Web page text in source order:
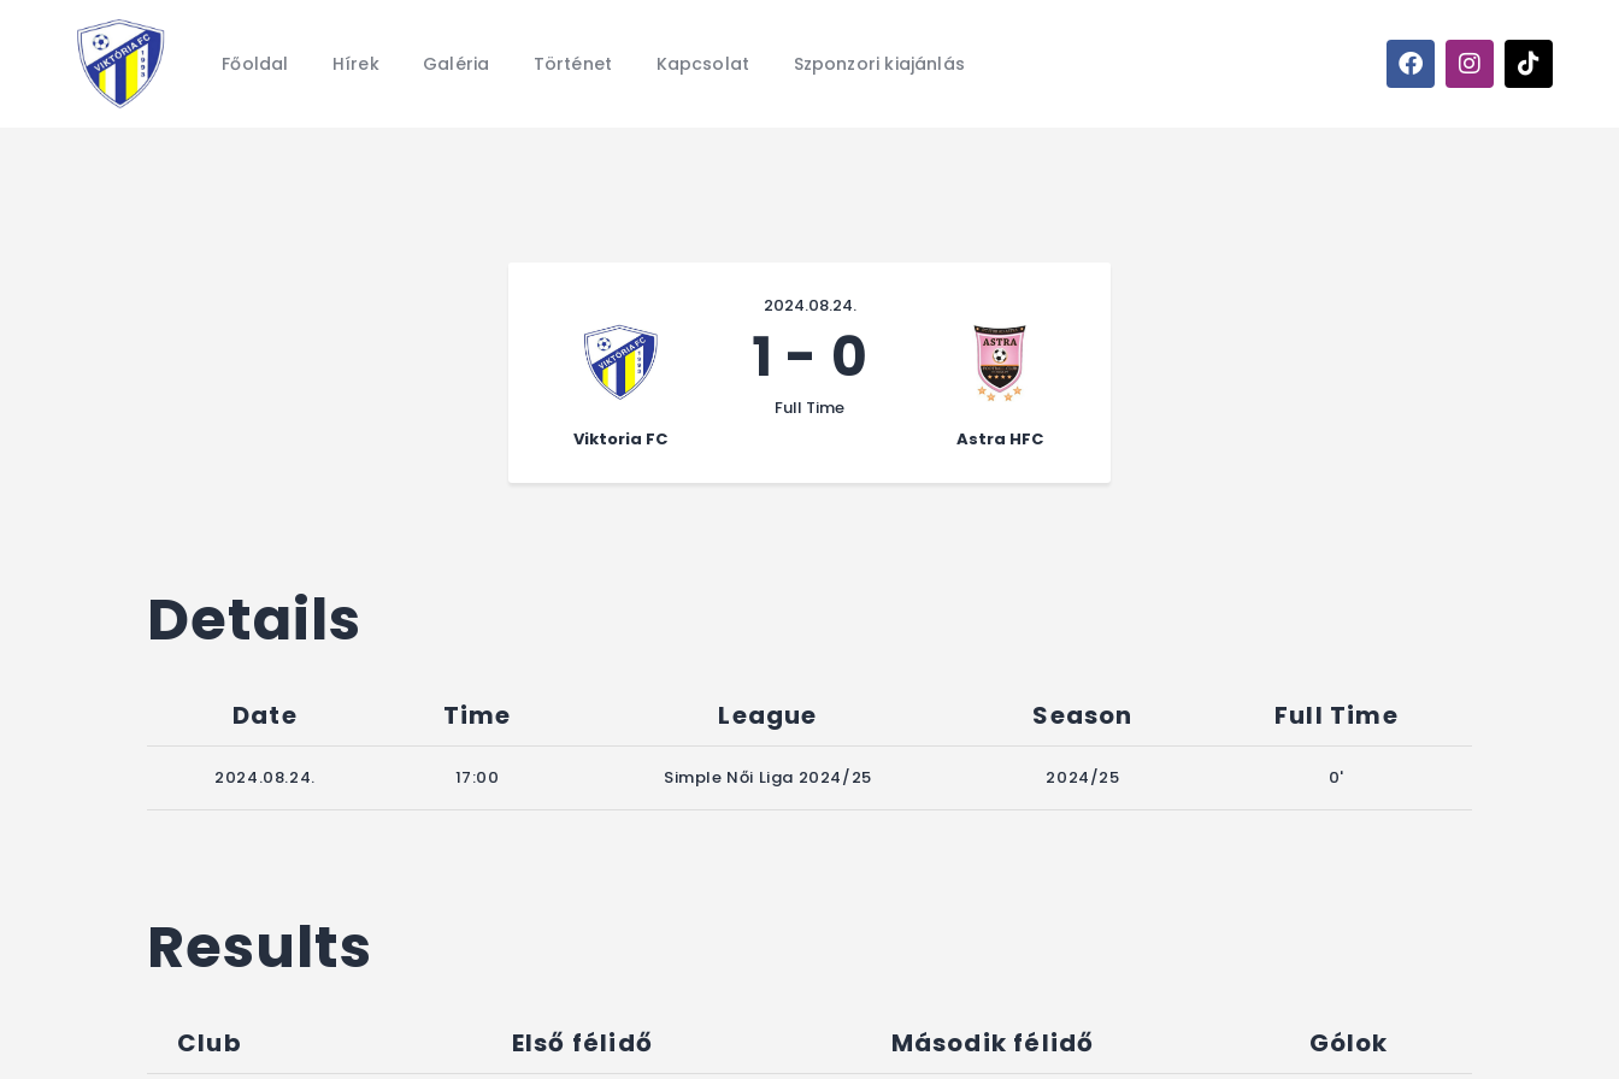
Főoldal Hírek Galéria Történet Kapcsolat Szponzori kiajánlás
Hírek
Viktoria FC Astra HFC
2024.08.24.
1 - 0
Full Time
Details
Date Time League Season Full Time
2024.08.24. 17:00 Simple Női Liga 2024/25 2024/25 0'
Results
Club Első félidő Második félidő Gólok